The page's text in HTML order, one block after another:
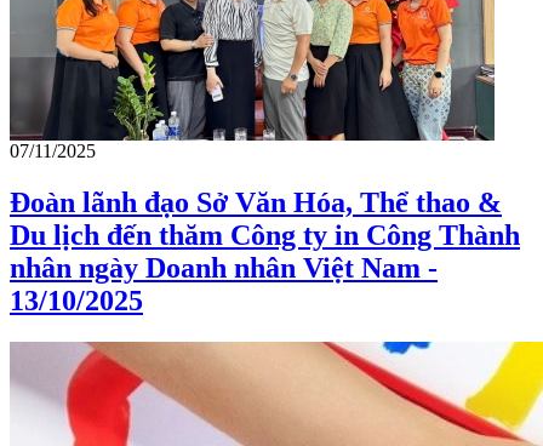
07/11/2025
Đoàn lãnh đạo Sở Văn Hóa, Thể thao &
Du lịch đến thăm Công ty in Công Thành
nhân ngày Doanh nhân Việt Nam -
13/10/2025